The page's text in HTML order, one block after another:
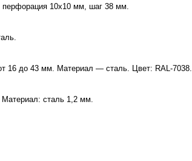
10х10 мм, шаг 38 мм.
16 до 43 мм. Материал — сталь. Цвет: RAL-7038.
Материал: сталь 1,2 мм.